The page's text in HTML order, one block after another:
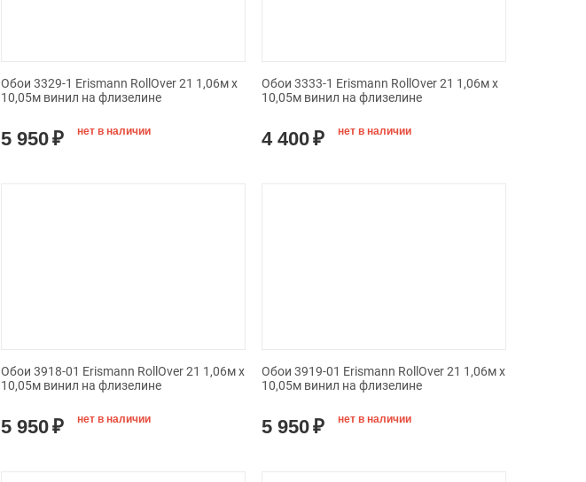
Обои 3329-1 Erismann RollOver 21 1,06м х
10,05м винил на флизелине
5 950₽ нет в наличии
Обои 3333-1 Erismann RollOver 21 1,06м х
10,05м винил на флизелине
4 400₽ нет в наличии
Обои 3918-01 Erismann RollOver 21 1,06м х
10,05м винил на флизелине
5 950₽ нет в наличии
Обои 3919-01 Erismann RollOver 21 1,06м х
10,05м винил на флизелине
5 950₽ нет в наличии